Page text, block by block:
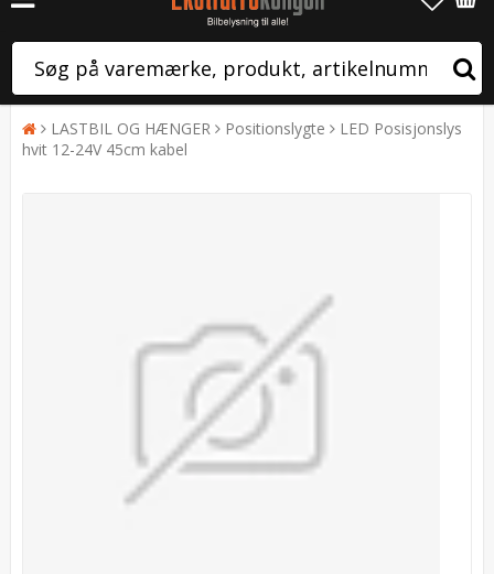
LASTBIL OG HÆNGER Positionslygte
LED Posisjonslys
hvit 12-24V 45cm kabel